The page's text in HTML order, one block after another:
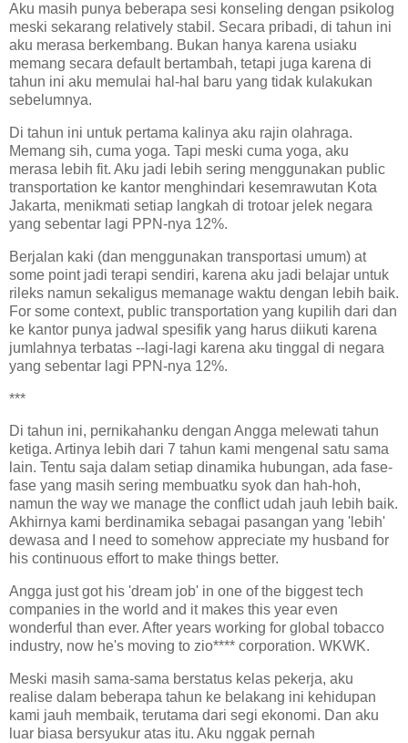
Aku masih punya beberapa sesi konseling dengan psikolog
meski sekarang relatively stabil. Secara pribadi, di tahun ini
aku merasa berkembang. Bukan hanya karena usiaku
memang secara default bertambah, tetapi juga karena di
tahun ini aku memulai hal-hal baru yang tidak kulakukan
sebelumnya.
Di tahun ini untuk pertama kalinya aku rajin olahraga.
Memang sih, cuma yoga. Tapi meski cuma yoga, aku
merasa lebih fit. Aku jadi lebih sering menggunakan public
transportation ke kantor menghindari kesemrawutan Kota
Jakarta, menikmati setiap langkah di trotoar jelek negara
yang sebentar lagi PPN-nya 12%.
Berjalan kaki (dan menggunakan transportasi umum) at
some point jadi terapi sendiri, karena aku jadi belajar untuk
rileks namun sekaligus memanage waktu dengan lebih baik.
For some context, public transportation yang kupilih dari dan
ke kantor punya jadwal spesifik yang harus diikuti karena
jumlahnya terbatas --lagi-lagi karena aku tinggal di negara
yang sebentar lagi PPN-nya 12%.
***
Di tahun ini, pernikahanku dengan Angga melewati tahun
ketiga. Artinya lebih dari 7 tahun kami mengenal satu sama
lain. Tentu saja dalam setiap dinamika hubungan, ada fase-
fase yang masih sering membuatku syok dan hah-hoh,
namun the way we manage the conflict udah jauh lebih baik.
Akhirnya kami berdinamika sebagai pasangan yang 'lebih'
dewasa and I need to somehow appreciate my husband for
his continuous effort to make things better.
Angga just got his 'dream job' in one of the biggest tech
companies in the world and it makes this year even
wonderful than ever. After years working for global tobacco
industry, now he's moving to zio**** corporation. WKWK.
Meski masih sama-sama berstatus kelas pekerja, aku
realise dalam beberapa tahun ke belakang ini kehidupan
kami jauh membaik, terutama dari segi ekonomi. Dan aku
luar biasa bersyukur atas itu. Aku nggak pernah